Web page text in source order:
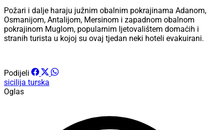
Požari i dalje haraju južnim obalnim pokrajinama Adanom,
Osmanijom, Antalijom, Mersinom i zapadnom obalnom
pokrajinom Muglom, popularnim ljetovalištem domaćih i
stranih turista u kojoj su ovaj tjedan neki hoteli evakuirani.
Podijeli
sicilija turska
Oglas